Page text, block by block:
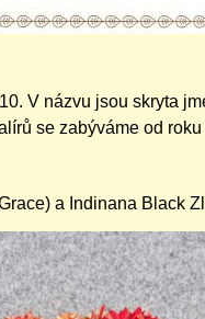
V názvu jsou skryta
se zabýváme od roku
a Indinana Black